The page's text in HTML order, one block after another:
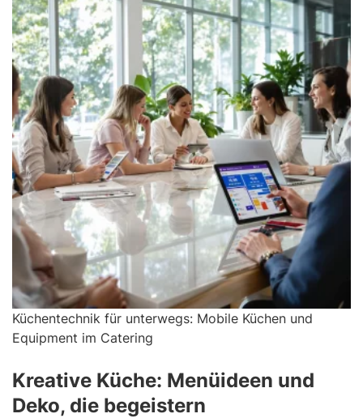
Küchentechnik für unterwegs: Mobile Küchen und
Equipment im Catering
Kreative Küche: Menüideen und
Deko, die begeistern